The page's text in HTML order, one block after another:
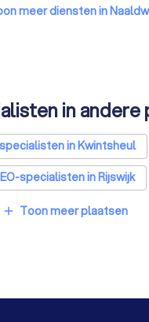
in Naaldwijk
meer diensten in
in andere
in Kwintsheul
specialisten in Rijswijk
SEO-specialisten in Den Haag
specialisten in Leiden
add Toon meer plaatsen